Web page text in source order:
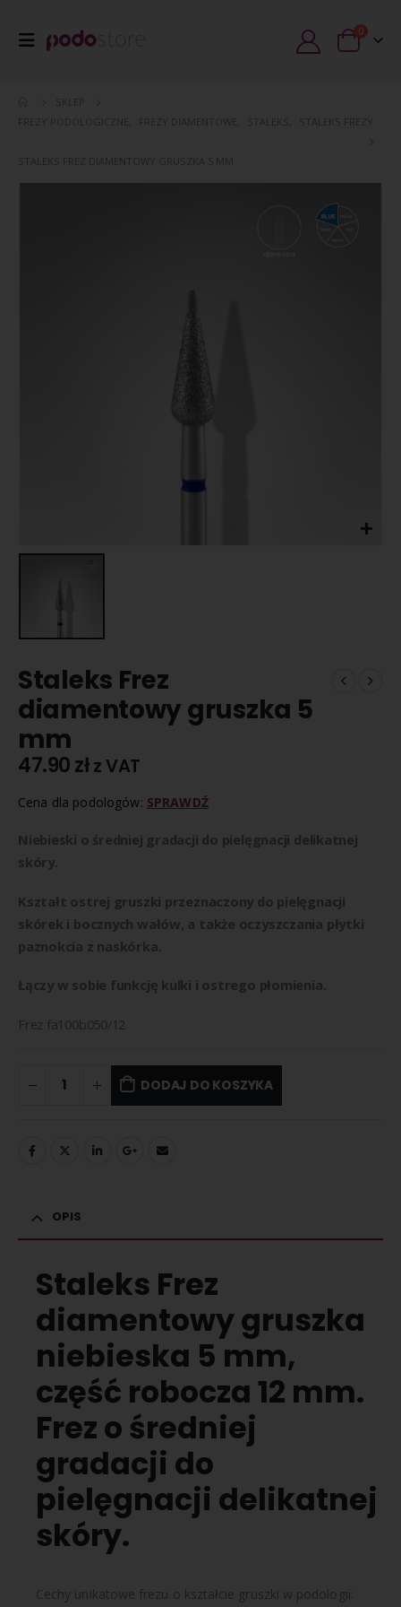
0
Staleks Frez
diamentowy gruszka 5
mm
47.90zł z VAT
Cena dla podologów: SPRAWDŹ
Niebieski o średniej gradacji do pielęgnacji delikatnej
skóry.
Kształt ostrej gruszki przeznaczony do pielęgnacji
skórek i bocznych wałów, a także oczyszczania płytki
paznokcia z naskórka.
Łączy w sobie funkcję kulki i ostrego płomienia.
Frez fa100b050/12
DODAJ DO KOSZYKA
OPIS
Staleks Frez
diamentowy gruszka
niebieska 5 mm,
część robocza 12 mm.
Frezo średniej
gradacji do
pielęgnacji delikatnej
skóry.
Cechy unikatowe frezu o kształcie gruszki w podologii: